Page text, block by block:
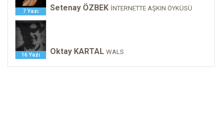
7 Yazı Setenay ÖZBEK İNTERNETTE AŞKIN ÖYKÜSÜ
16 Yazı Oktay KARTAL WALS